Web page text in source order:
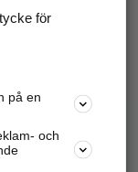
mm.
för
på en
och